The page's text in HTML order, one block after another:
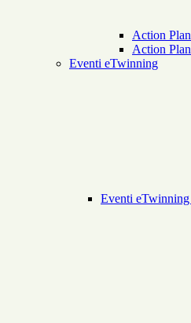
Action
Action
Eventi eTwinning
Eventi